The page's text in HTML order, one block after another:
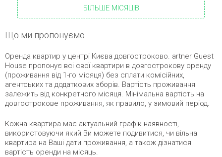
БІЛЬШЕ МІСЯЦІВ
Що ми пропонуємо
Оренда квартир у центрі Києва довгостроково. artner Guest
House пропонує всі свої квартири в довгострокову оренду
(проживання від 1-го місяця) без сплати комісійних,
агентських та додаткових зборів. Вартість проживання
залежить від конкретного місяця. Мінімальна вартість на
довгострокове проживання, як правило, у зимовий період.
Кожна квартира має актуальний графік наявності,
використовуючи який Ви можете подивитися, чи вільна
квартира на Ваші дати проживання, а також дізнатися
вартість оренди на місяць.